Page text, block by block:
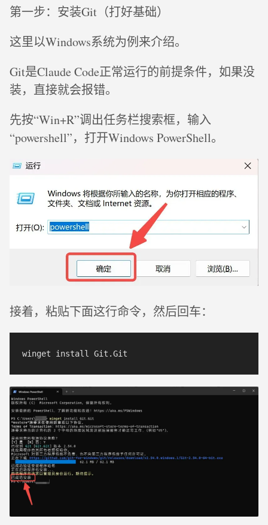
第一步：安装Git（打好基础）
这里以Windows系统为例来介绍。
Git是Claude Code正常运行的前提条件，如果没
装，直接就会报错。
先按“Win+R”调出任务栏搜索框，输入
“powershell”，打开Windows PowerShell。
接着，粘贴下面这行命令，然后回车：